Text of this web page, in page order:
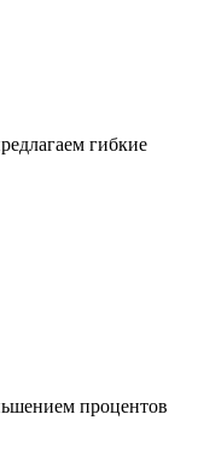
гибкие
процентов